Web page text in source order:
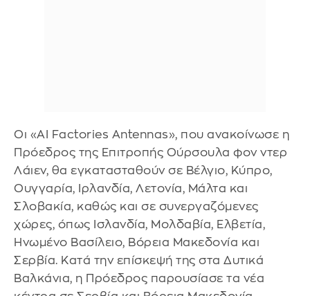
Οι «AI Factories Antennas», που ανακοίνωσε η
Πρόεδρος της Επιτροπής Ούρσουλα φον ντερ
Λάιεν, θα εγκατασταθούν σε Βέλγιο, Κύπρο,
Ουγγαρία, Ιρλανδία, Λετονία, Μάλτα και
Σλοβακία, καθώς και σε συνεργαζόμενες
χώρες, όπως Ισλανδία, Μολδαβία, Ελβετία,
Ηνωμένο Βασίλειο, Βόρεια Μακεδονία και
Σερβία. Κατά την επίσκεψή της στα Δυτικά
Βαλκάνια, η Πρόεδρος παρουσίασε τα νέα